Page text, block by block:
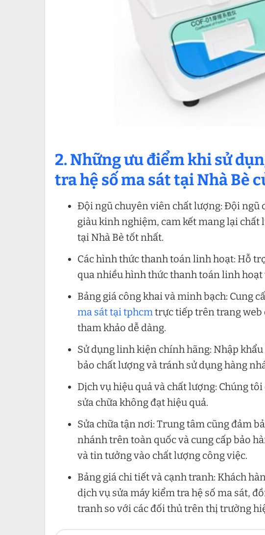
2. Những ưu điểm khi sử
tra hệ số ma sát tại Nhà Bè
Đội ngũ chuyên viên chất lượng: Đội ngũ
giàu kinh nghiệm, cam kết mang lại chất
tại Nhà Bè tốt nhất.
Các hình thức thanh toán linh hoạt: Hỗ
qua nhiều hình thức thanh toán linh hoạt
Bảng giá công khai và minh bạch: Cung
ma sát tại tphcmtrực tiếp trên trang web
tham khảo dễ dàng.
Sử dụng linh kiện chính hãng: Nhập
bảo chất lượng và tránh sử dụng hàng
Dịch vụ hiệu quả và chất lượng: Chúng
sửa chữa không đạt hiệu quả.
Sửa chữa tận nơi: Trung tâm cũng đảm
nhánh trên toàn quốc và cung cấp bảo
và tin tưởng vào chất lượng công việc.
Bảng giá chi tiết và cạnh tranh: Khách
dịch vụ sửa máy kiểm tra hệ số ma sát,
tranh so với các đối thủ trên thị trường